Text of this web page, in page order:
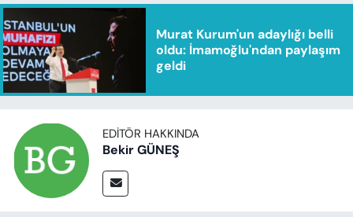
Murat Kurum'un adaylığı belli
oldu: İmamoğlu'ndan paylaşım
geldi
EDITÖR HAKKINDA
Bekir GÜNEŞ